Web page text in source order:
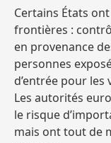
Certains États
frontières :
en provenance
personnes
d’entrée pour
Les autorités
le risque
mais ont tout de